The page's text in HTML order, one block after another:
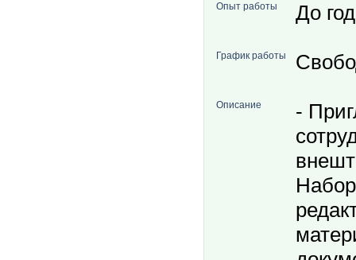
Опыт работы До
График работы
Описание
-